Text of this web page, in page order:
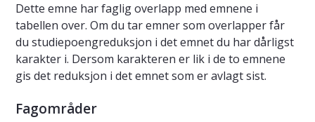
Dette emne har faglig overlapp med emnene i
tabellen over. Om du tar emner som overlapper får
du studiepoengreduksjon i det emnet du har dårligst
karakter i. Dersom karakteren er lik i de to emnene
gis det reduksjon i det emnet som er avlagt sist.
Fagområder